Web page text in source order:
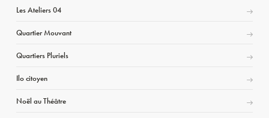
Les Ateliers 04
Quartier Mouvant
Quartiers Pluriels
Ilo citoyen
Noël au Théâtre